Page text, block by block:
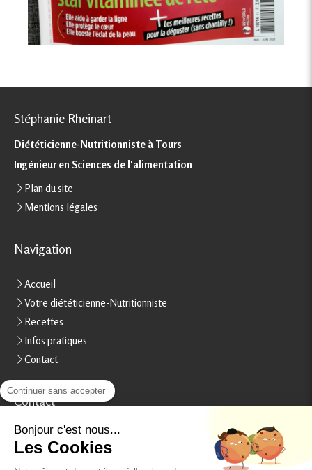
Stéphanie Rheinart
Diététicienne-Nutritionniste à Tours
Ingénieur en Sciences de l'alimentation
Plan du site
Mentions légales
Navigation
Accueil
Votre diététicienne-Nutritionniste
Recettes
Infos pratiques
Contact
Contact
Stéphanie Rheinart
15, boulevard Béranger
Continuer sans accepter
Bonjour c'est nous...
Les Cookies